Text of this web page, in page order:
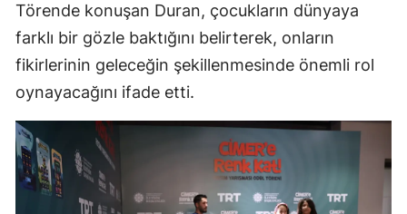
Törende konuşan Duran, çocukların dünyaya
farklı bir gözle baktığını belirterek, onların
fikirlerinin geleceğin şekillenmesinde önemli rol
oynayacağını ifade etti.